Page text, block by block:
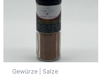
Gewürze | Salze